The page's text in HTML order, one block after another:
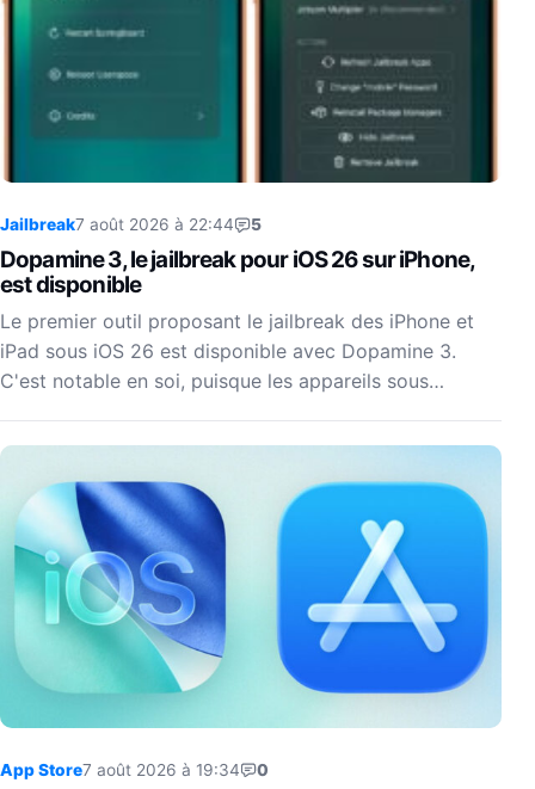
Jailbreak7 août 2026 à 22:44 5
Dopamine 3, le jailbreak pour iOS 26 sur iPhone,
est disponible
Le premier outil proposant le jailbreak des iPhone et
iPad sous iOS 26 est disponible avec Dopamine 3.
C'est notable en soi, puisque les appareils sous…
App Store7 août 2026 à 19:34 0